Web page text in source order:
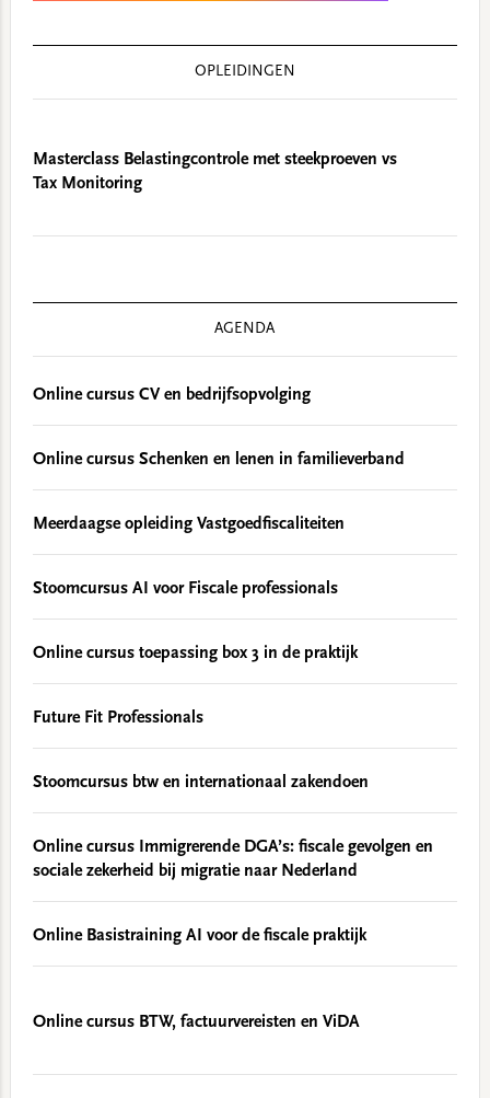
OPLEIDINGEN
Masterclass Belastingcontrole met steekproeven vs
Tax Monitoring
AGENDA
Online cursus CV en bedrijfsopvolging
Online cursus Schenken en lenen in familieverband
Meerdaagse opleiding Vastgoedfiscaliteiten
Stoomcursus AI voor Fiscale professionals
Online cursus toepassing box 3 in de praktijk
Future Fit Professionals
Stoomcursus btw en internationaal zakendoen
Online cursus Immigrerende DGA’s: fiscale gevolgen en
sociale zekerheid bij migratie naar Nederland
Online Basistraining AI voor de fiscale praktijk
Online cursus BTW, factuurvereisten en ViDA